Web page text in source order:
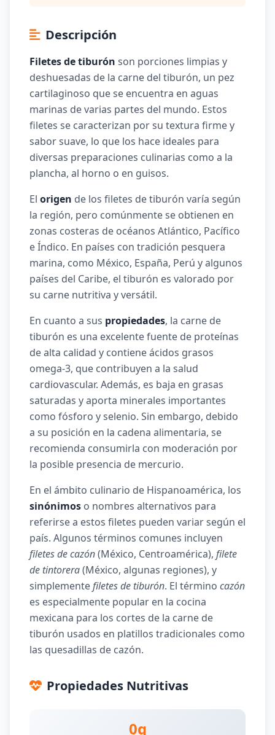
Descripción
Filetes de tiburón son porciones limpias y
deshuesadas de la carne del tiburón, un pez
cartilaginoso que se encuentra en aguas
marinas de varias partes del mundo. Estos
filetes se caracterizan por su textura firme y
sabor suave, lo que los hace ideales para
diversas preparaciones culinarias como a la
plancha, al horno o en guisos.
El origen de los filetes de tiburón varía según
la región, pero comúnmente se obtienen en
zonas costeras de océanos Atlántico, Pacífico
e Índico. En países con tradición pesquera
marina, como México, España, Perú y algunos
países del Caribe, el tiburón es valorado por
su carne nutritiva y versátil.
En cuanto a sus propiedades, la carne de
tiburón es una excelente fuente de proteínas
de alta calidad y contiene ácidos grasos
omega-3, que contribuyen a la salud
cardiovascular. Además, es baja en grasas
saturadas y aporta minerales importantes
como fósforo y selenio. Sin embargo, debido
a su posición en la cadena alimentaria, se
recomienda consumirla con moderación por
la posible presencia de mercurio.
En el ámbito culinario de Hispanoamérica, los
sinónimos o nombres alternativos para
referirse a estos filetes pueden variar según el
país. Algunos términos comunes incluyen
filetes de cazón(México, Centroamérica), filete
de tintorera(México, algunas regiones), y
simplementefiletes de tiburón. El término cazón
es especialmente popular en la cocina
mexicana para los cortes de la carne de
tiburón usados en platillos tradicionales como
las quesadillas de cazón.
Propiedades Nutritivas
0g